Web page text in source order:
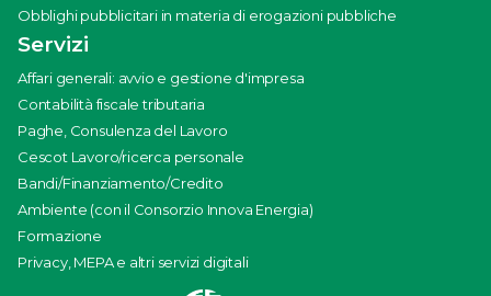
Obblighi pubblicitari in materia di erogazioni pubbliche
Servizi
Affari generali: avvio e gestione d'impresa
Contabilità fiscale tributaria
Paghe, Consulenza del Lavoro
Cescot Lavoro/ricerca personale
Bandi/Finanziamento/Credito
Ambiente (con il Consorzio Innova Energia)
Formazione
Privacy, MEPA e altri servizi digitali